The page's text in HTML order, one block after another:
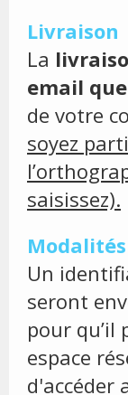
Livraison
La
email
de votre
soyez
saisissez).
Modalités
Un
seront
pour qu’il
espace
d'accéder